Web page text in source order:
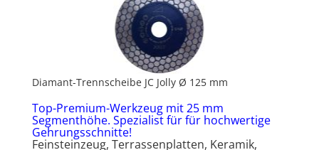
Diamant-Trennscheibe JC Jolly Ø 125 mm
Top-Premium-Werkzeug mit 25 mm
Segmenthöhe. Spezialist für für hochwertige
Gehrungsschnitte!
Feinsteinzeug, Terrassenplatten, Keramik,